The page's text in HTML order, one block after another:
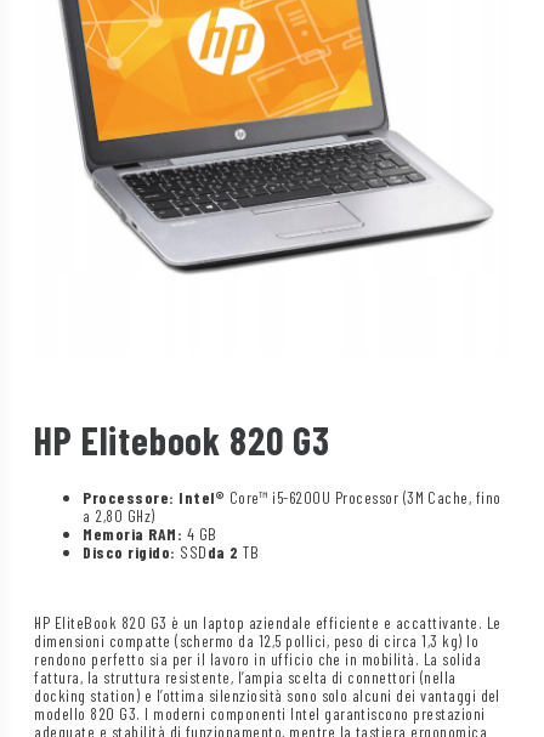
HP Elitebook 820 G3
Processore: Intel® Core™ i5-6200U Processor (3M Cache, fino
a 2,80 GHz)
Memoria RAM: 4 GB
Disco rigido: SSDda 2TB
HP EliteBook 820 G3 è un laptop aziendale efficiente e accattivante. Le
dimensioni compatte (schermo da 12,5 pollici, peso di circa 1,3 kg) lo
rendono perfetto sia per il lavoro in ufficio che in mobilità. La solida
fattura, la struttura resistente, l’ampia scelta di connettori (nella
docking station) e l’ottima silenziosità sono solo alcuni dei vantaggi del
modello 820 G3. I moderni componenti Intel garantiscono prestazioni
adeguate e stabilità di funzionamento, mentre la tastiera ergonomica